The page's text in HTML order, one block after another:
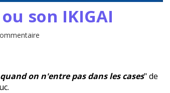
son IKIGAI
on n'entre pas dans les cases" de